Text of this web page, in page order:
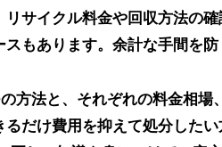
サイクル料金や回収方法の
もあります。余計な手間を
方法と、それぞれの料金相
だけ費用を抑えて処分した